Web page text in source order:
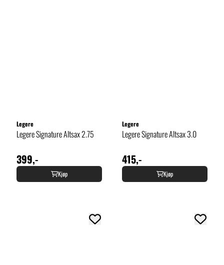
Legere
Legere Signature Altsax 2.75
399,-
Kjøp
Legere
Legere Signature Altsax 3.0
415,-
Kjøp